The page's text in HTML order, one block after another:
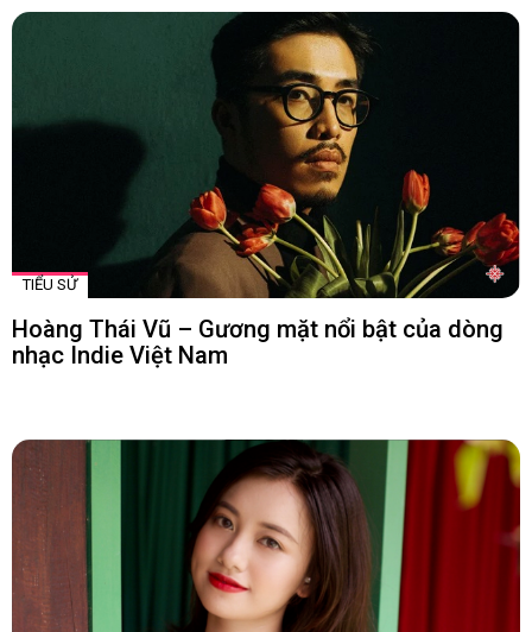
TIỂU SỬ
Hoàng Thái Vũ – Gương mặt nổi bật của dòng
nhạc Indie Việt Nam